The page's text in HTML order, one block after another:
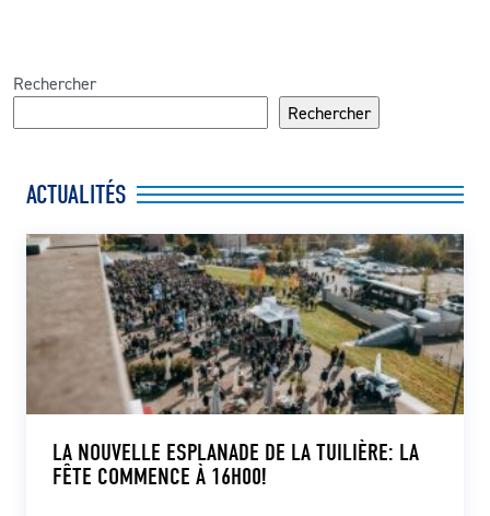
Rechercher
Rechercher
ACTUALITÉS
LA NOUVELLE ESPLANADE DE LA TUILIÈRE: LA
FÊTE COMMENCE À 16H00!